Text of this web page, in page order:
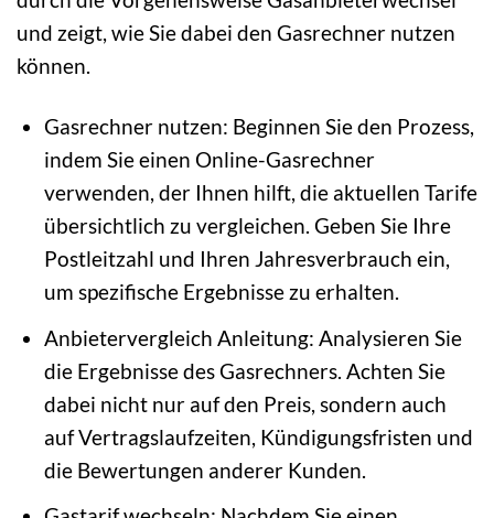
und zeigt, wie Sie dabei den Gasrechner nutzen
können.
Gasrechner nutzen: Beginnen Sie den Prozess,
indem Sie einen Online-Gasrechner
verwenden, der Ihnen hilft, die aktuellen Tarife
übersichtlich zu vergleichen. Geben Sie Ihre
Postleitzahl und Ihren Jahresverbrauch ein,
um spezifische Ergebnisse zu erhalten.
Anbietervergleich Anleitung: Analysieren Sie
die Ergebnisse des Gasrechners. Achten Sie
dabei nicht nur auf den Preis, sondern auch
auf Vertragslaufzeiten, Kündigungsfristen und
die Bewertungen anderer Kunden.